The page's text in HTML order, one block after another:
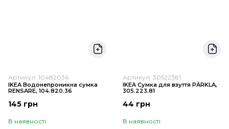
Артикул: 10482036
IKEA Водонепроникна сумка
RENSARE, 104.820.36
145 грн
В наявності
Артикул: 30522381
IKEA Сумка для взуття PÄRKLA,
305.223.81
44 грн
В наявності